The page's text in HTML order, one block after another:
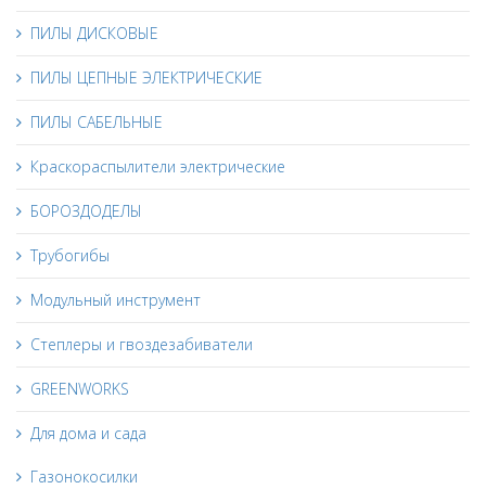
ПИЛЫ ДИСКОВЫЕ
ПИЛЫ ЦЕПНЫЕ ЭЛЕКТРИЧЕСКИЕ
ПИЛЫ САБЕЛЬНЫЕ
Краскораспылители электрические
БОРОЗДОДЕЛЫ
Трубогибы
Модульный инструмент
Степлеры и гвоздезабиватели
GREENWORKS
Для дома и сада
Газонокосилки